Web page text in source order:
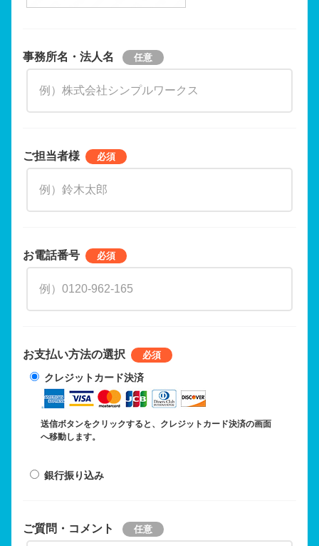
事務所名・法人名
ご担当者様
お電話番号
お支払い方法の選択
クレジットカード決済
送信ボタンをクリックすると、クレジットカード決済の画面
へ移動します。
銀行振り込み
ご質問・コメント